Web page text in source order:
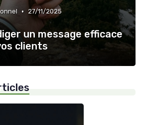
• 27/11/2025
un message efficace
clients